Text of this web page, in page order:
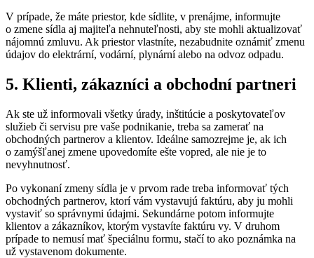
V prípade, že máte priestor, kde sídlite, v prenájme, informujte
o zmene sídla aj majiteľa nehnuteľnosti, aby ste mohli aktualizovať
nájomnú zmluvu. Ak priestor vlastníte, nezabudnite oznámiť zmenu
údajov do elektrární, vodární, plynární alebo na odvoz odpadu.
5. Klienti, zákazníci a obchodní partneri
Ak ste už informovali všetky úrady, inštitúcie a poskytovateľov
služieb či servisu pre vaše podnikanie, treba sa zamerať na
obchodných partnerov a klientov. Ideálne samozrejme je, ak ich
o zamýšľanej zmene upovedomíte ešte vopred, ale nie je to
nevyhnutnosť.
Po vykonaní zmeny sídla je v prvom rade treba informovať tých
obchodných partnerov, ktorí vám vystavujú faktúru, aby ju mohli
vystaviť so správnymi údajmi. Sekundárne potom informujte
klientov a zákazníkov, ktorým vystavíte faktúru vy. V druhom
prípade to nemusí mať špeciálnu formu, stačí to ako poznámka na
už vystavenom dokumente.